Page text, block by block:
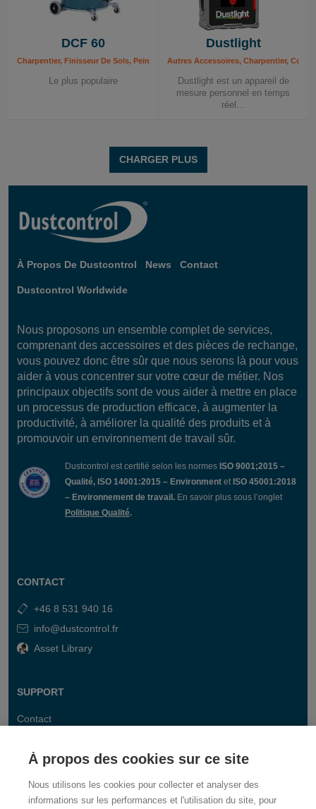
DCF 60
Charpentier, Finisseur De Sols, Peintre, Poseur De Revêtement Au Sol, Pré-
Le plus populaire
Dustlight
Autres Accessoires, Charpentier,
Dustlight est un appareil de
mesure personnel en temps
réel...
CHARGER PLUS
À Propos De Dustcontrol News Contact
Dustcontrol Worldwide
Nous proposons un ensemble complet de services,
comprenant des accessoires et des pièces de rechange,
vous pouvez donc être sûr que nous serons là pour vous
aider à vous concentrer sur votre cœur de métier. Nos
principaux objectifs sont de vous aider à mettre en place
un processus de production efficace, à augmenter la
productivité, à améliorer la qualité des produits et à
promouvoir un environnement de travail sûr.
Dustcontrol est certifié selon les normes ISO 9001;2015 –
Qualité, ISO 14001:2015 – Environment et ISO 45001:2018
– Environnement de travail. En savoir plus sous l’onglet
Politique Qualité.
CONTACT
+46 8 531 940 16
info@dustcontrol.fr
Asset Library
SUPPORT
Contact
À propos des cookies sur ce site
Nous utilisons les cookies pour collecter et analyser des
informations sur les performances et l'utilisation du site, pour